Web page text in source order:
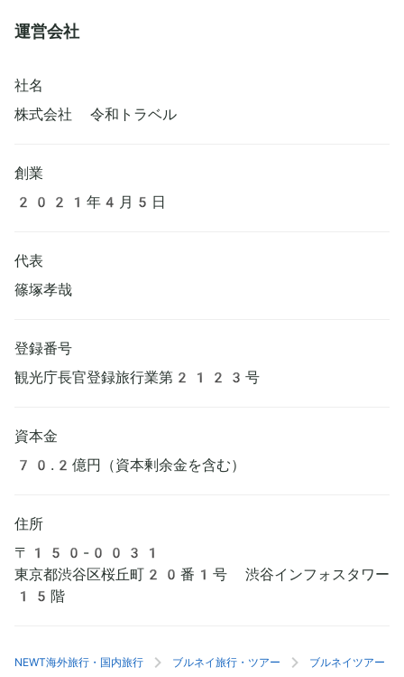
運営会社
社名
株式会社 令和トラベル
創業
2021年4月5日
代表
篠塚孝哉
登録番号
観光庁長官登録旅行業第2123号
資本金
70.2億円（資本剰余金を含む）
住所
〒150-0031
東京都渋谷区桜丘町20番1号 渋谷インフォスタワー
15階
NEWT海外旅行・国内旅行 ブルネイ旅行・ツアー ブルネイツアー